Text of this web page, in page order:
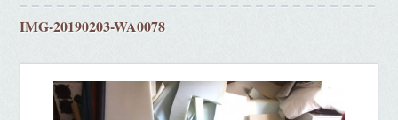
IMG-20190203-WA0078